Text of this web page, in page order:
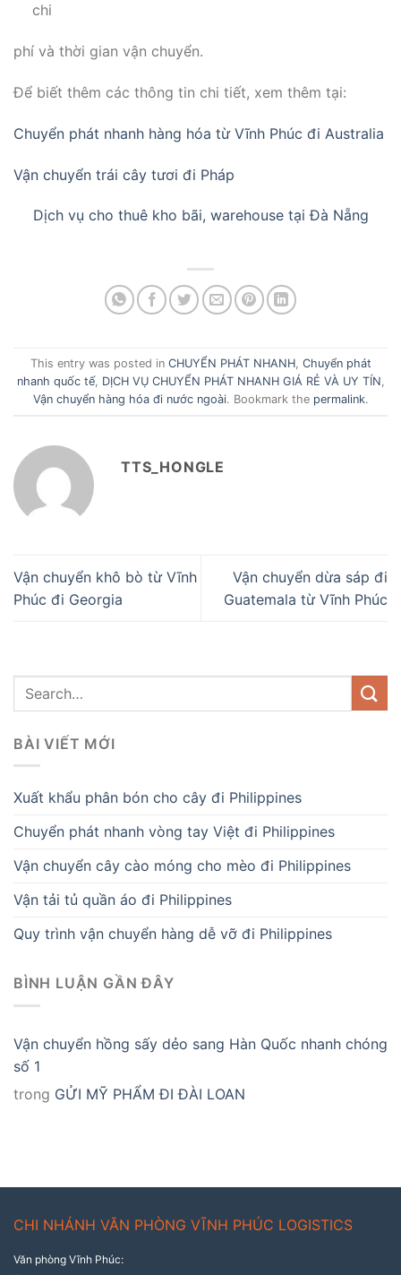
chi
phí và thời gian vận chuyển.
Để biết thêm các thông tin chi tiết, xem thêm tại:
Chuyển phát nhanh hàng hóa từ Vĩnh Phúc đi Australia
Vận chuyển trái cây tươi đi Pháp
Dịch vụ cho thuê kho bãi, warehouse tại Đà Nẵng
This entry was posted in CHUYỂN PHÁT NHANH, Chuyển phát
nhanh quốc tế, DỊCH VỤ CHUYỂN PHÁT NHANH GIÁ RẺ VÀ UY TÍN
Vận chuyển hàng hóa đi nước ngoài. Bookmark the permalink.
TTS_HONGLE
Vận chuyển khô bò từ Vĩnh
Phúc đi Georgia
Vận chuyển dừa sáp đi
Guatemala từ Vĩnh Phúc
BÀI VIẾT MỚI
Xuất khẩu phân bón cho cây đi Philippines
Chuyển phát nhanh vòng tay Việt đi Philippines
Vận chuyển cây cào móng cho mèo đi Philippines
Vận tải tủ quần áo đi Philippines
Quy trình vận chuyển hàng dễ vỡ đi Philippines
BÌNH LUẬN GẦN ĐÂY
Vận chuyển hồng sấy dẻo sang Hàn Quốc nhanh chóng
số 1
trong GỬI MỸ PHẨM ĐI ĐÀI LOAN
CHI NHÁNH VĂN PHÒNG VĨNH PHÚC LOGISTICS
Văn phòng Vĩnh Phúc: